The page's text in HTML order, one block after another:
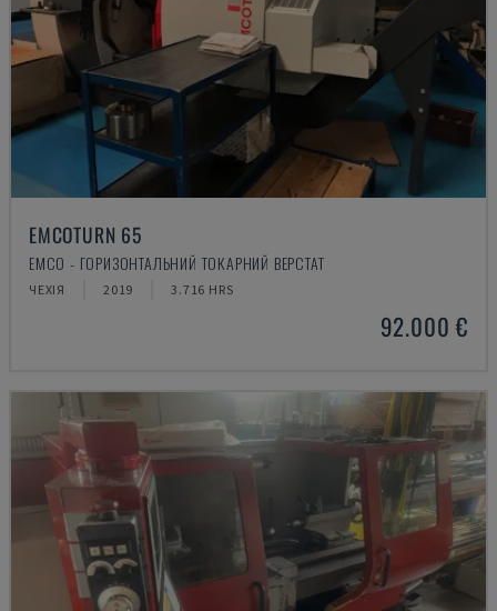
EMCOTURN 65
EMCO - ГОРИЗОНТАЛЬНИЙ ТОКАРНИЙ ВЕРСТАТ
ЧЕХІЯ 2019 3.716 HRS
92.000 €